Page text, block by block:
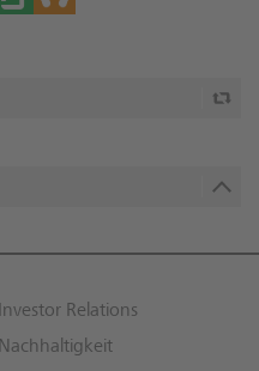
Investor Relations
Nachhaltigkeit